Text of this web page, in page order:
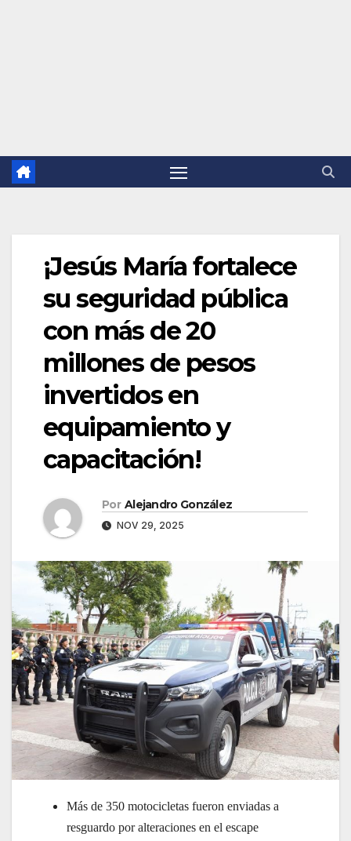
¡Jesús María fortalece
su seguridad pública
con más de 20
millones de pesos
invertidos en
equipamiento y
capacitación!
Por Alejandro González
NOV 29, 2025
Más de 350 motocicletas fueron enviadas a
resguardo por alteraciones en el escape